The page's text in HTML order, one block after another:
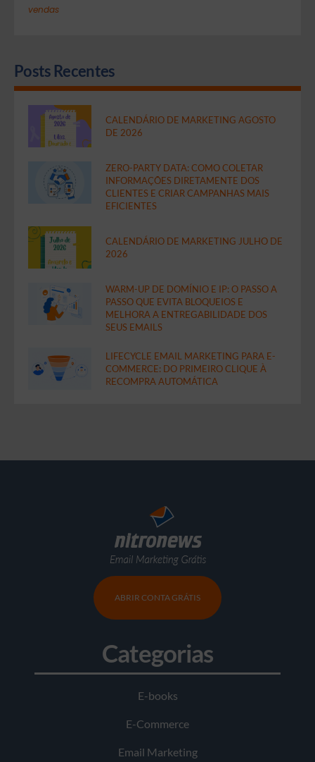
vendas
Posts Recentes
CALENDÁRIO DE MARKETING AGOSTO
DE 2026
ZERO-PARTY DATA: COMO COLETAR
INFORMAÇÕES DIRETAMENTE DOS
CLIENTES E CRIAR CAMPANHAS MAIS
EFICIENTES
CALENDÁRIO DE MARKETING JULHO DE
2026
WARM-UP DE DOMÍNIO E IP: O PASSO A
PASSO QUE EVITA BLOQUEIOS E
MELHORA A ENTREGABILIDADE DOS
SEUS EMAILS
LIFECYCLE EMAIL MARKETING PARA E-
COMMERCE: DO PRIMEIRO CLIQUE À
RECOMPRA AUTOMÁTICA
Categorias
E-books
E-Commerce
Email Marketing
ABRIR CONTA GRÁTIS